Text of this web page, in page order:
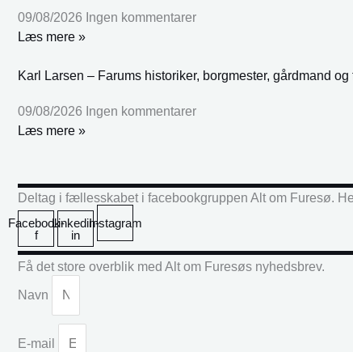
09/08/2026 Ingen kommentarer
Læs mere »
Karl Larsen – Farums historiker, borgmester, gårdmand og
09/08/2026 Ingen kommentarer
Læs mere »
Deltag i fællesskabet i facebookgruppen Alt om Furesø.
Facebook-
f
Linkedin-
in
Instagram
Få det store overblik med Alt om Furesøs nyhedsbrev.
Navn
E-mail